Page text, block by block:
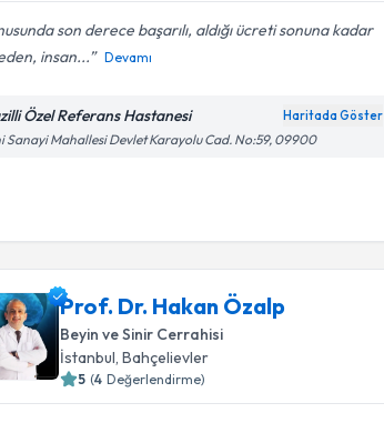
son derece başarılı, aldığı ücreti sonuna kadar
insan...
Devamı
Özel Referans Hastanesi Haritada Göster
Sanayi Mahallesi Devlet Karayolu Cad. No:59, 09900
Prof. Dr. Hakan Özalp
Beyin ve Sinir Cerrahisi
İstanbul ,Bahçelievler
5 (4 Değerlendirme)